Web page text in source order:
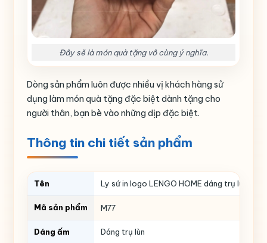
Đây sẽ là món quà tặng vô cùng ý nghĩa.
Dòng sản phẩm luôn được nhiều vị khách hàng sử
dụng làm món quà tặng đặc biệt dành tặng cho
người thân, bạn bè vào những dịp đặc biệt.
Thông tin chi tiết sản phẩm
Tên Ly sứ in logo LENGO HOME dáng trụ lùn
Mã sản phẩm M77
Dáng ấm Dáng trụ lùn